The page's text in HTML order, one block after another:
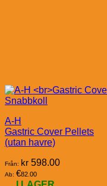
Snabbkoll
A-H
Gastric Cover Pellets
(utan havre)
Från: kr 598.00
Ab: €82.00